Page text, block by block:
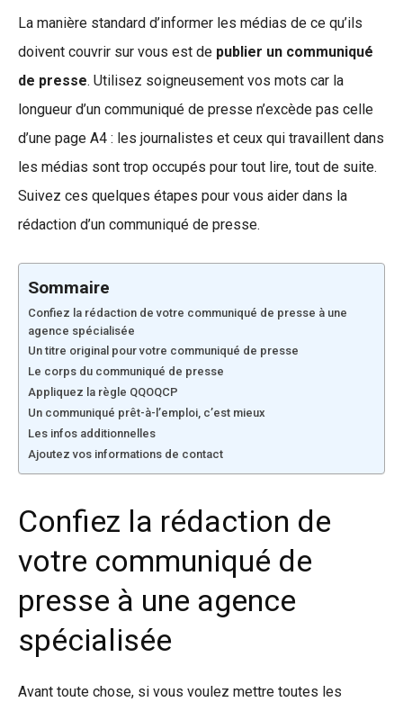
La manière standard d’informer les médias de ce qu’ils
doivent couvrir sur vous est de publier un communiqué
de presse. Utilisez soigneusement vos mots car la
longueur d’un communiqué de presse n’excède pas celle
d’une page A4 : les journalistes et ceux qui travaillent dans
les médias sont trop occupés pour tout lire, tout de suite.
Suivez ces quelques étapes pour vous aider dans la
rédaction d’un communiqué de presse.
Sommaire
Confiez la rédaction de votre communiqué de presse à une
agence spécialisée
Un titre original pour votre communiqué de presse
Le corps du communiqué de presse
Appliquez la règle QQOQCP
Un communiqué prêt-à-l’emploi, c’est mieux
Les infos additionnelles
Ajoutez vos informations de contact
Confiez la rédaction de
votre communiqué de
presse à une agence
spécialisée
Avant toute chose, si vous voulez mettre toutes les